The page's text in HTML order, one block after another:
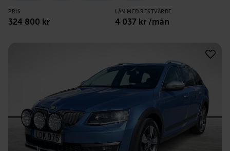
PRIS
324 800 kr
LÅN MED RESTVÄRDE
4 037 kr /mån